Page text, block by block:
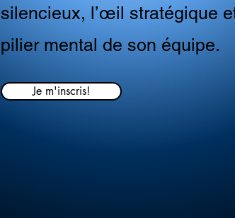
silencieux, l’œil stratégique
pilier mental de son équipe.
Je m'inscris!